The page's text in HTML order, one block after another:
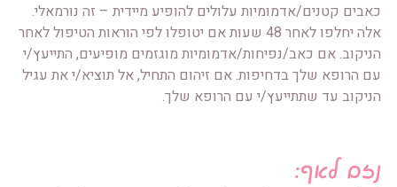
כאבים קטנים/אדמומיות עלולים להופיע מיידית – זה נורמאלי.
אלה יחלפו לאחר 48 שעות אם יטופלו לפי הוראות הטיפול לאחר
הניקוב. אם כאב/נפיחות/אדמומיות מוגזמים מופיעים, התייעץ/י
עם הרופא שלך בדחיפות. אם זיהום התחיל, אל תוציא/י את עגיל
הניקוב עד שתתייעץ/י עם הרופא שלך.
נזם לאף: